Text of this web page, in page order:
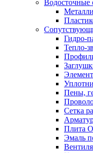
Водосточные
Гидро-
Тепло-
Пены,
Сетка
Плита
Эмаль